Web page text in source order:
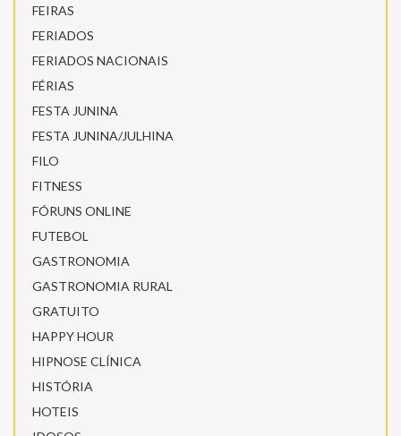
FEIRAS
FERIADOS
FERIADOS NACIONAIS
FÉRIAS
FESTA JUNINA
FESTA JUNINA/JULHINA
FILO
FITNESS
FÓRUNS ONLINE
FUTEBOL
GASTRONOMIA
GASTRONOMIA RURAL
GRATUITO
HAPPY HOUR
HIPNOSE CLÍNICA
HISTÓRIA
HOTEIS